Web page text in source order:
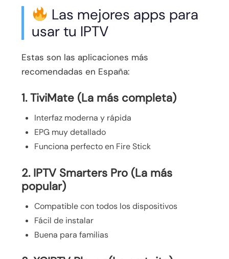
Las mejores apps para
usar tu IPTV
Estas son las aplicaciones más
recomendadas en España:
1. TiviMate (La más completa)
Interfaz moderna y rápida
EPG muy detallado
Funciona perfecto en Fire Stick
2. IPTV Smarters Pro (La más
popular)
Compatible con todos los dispositivos
Fácil de instalar
Buena para familias